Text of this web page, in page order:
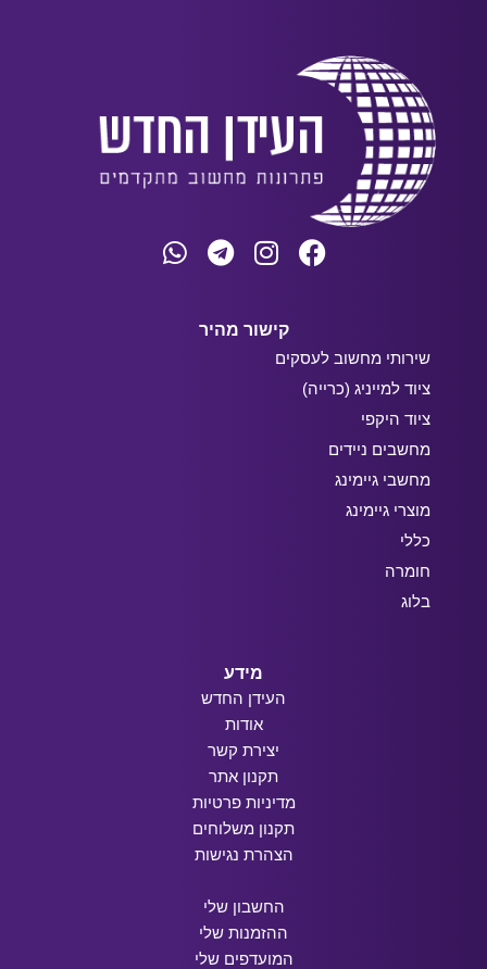
קישור מהיר
שירותי מחשוב לעסקים
ציוד למייניג (כרייה)
ציוד היקפי
מחשבים ניידים
מחשבי גיימינג
מוצרי גיימינג
כללי
חומרה
בלוג
מידע
העידן החדש
אודות
יצירת קשר
תקנון אתר
מדיניות פרטיות
תקנון משלוחים
הצהרת נגישות
החשבון שלי
ההזמנות שלי
המועדפים שלי